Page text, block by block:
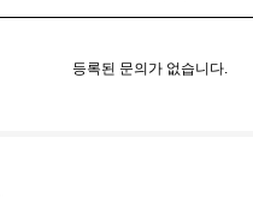
등록된 문의가 없습니다.